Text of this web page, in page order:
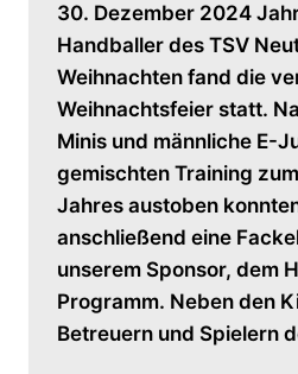
30. Dezember 2024
Handballer des TSV
Weihnachten fand die
Weihnachtsfeier statt.
Minis und männliche E-
gemischten Training
Jahres austoben
anschließend eine
unserem Sponsor, dem
Programm. Neben den
Betreuern und Spielern